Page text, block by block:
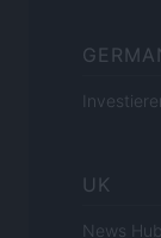
UK
News